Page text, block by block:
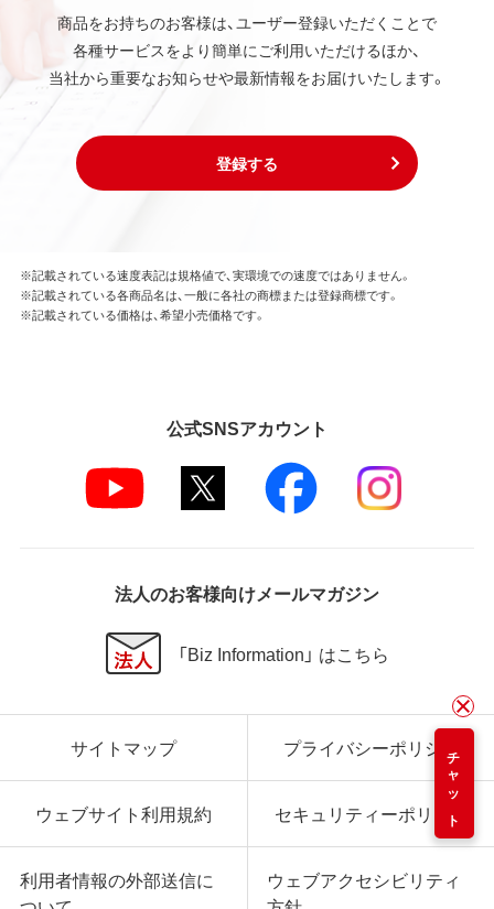
商品をお持ちのお客様は、ユーザー登録いただくことで
各種サービスをより簡単にご利用いただけるほか、
当社から重要なお知らせや最新情報をお届けいたします。
登録する
チャット
※記載されている速度表記は規格値で、実環境での速度ではありません。
※記載されている各商品名は、一般に各社の商標または登録商標です。
※記載されている価格は、希望小売価格です。
公式SNSアカウント
法人のお客様向けメールマガジン
「Biz Information」 はこちら
サイトマップ プライバシーポリシー
ウェブサイト利用規約 セキュリティーポリシー
利用者情報の外部送信に
ウェブアクセシビリティ